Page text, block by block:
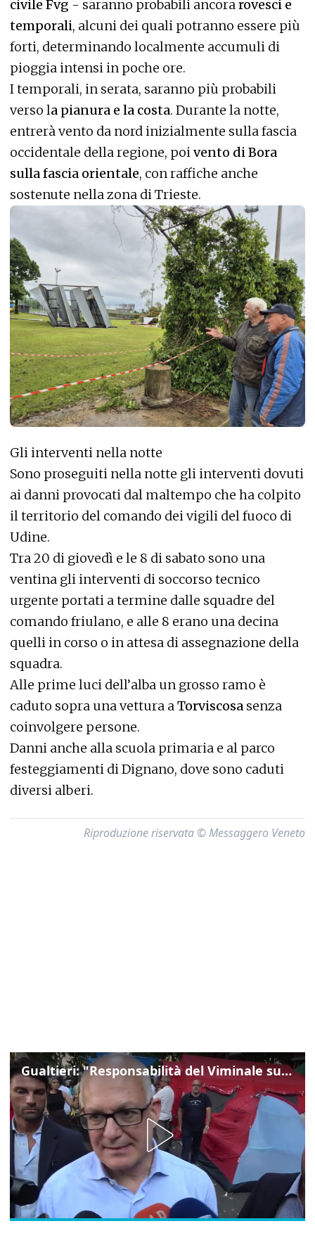
civile Fvg - saranno probabili ancorarovesci e
temporali, alcuni dei quali potranno essere più
forti, determinando localmente accumuli di
pioggia intensi in poche ore.
I temporali, in serata, saranno più probabili
verso la pianura e la costa. Durante la notte,
entrerà vento da nord inizialmente sulla fascia
occidentale della regione, poivento di Bora
sulla fascia orientale, con raffiche anche
sostenute nella zona di Trieste.
Gli interventi nella notte
Sono proseguiti nella notte gli interventi dovuti
ai danni provocati dal maltempo che ha colpito
il territorio del comando dei vigili del fuoco di
Udine.
Tra 20 di giovedì e le 8 di sabato sono una
ventina gli interventi di soccorso tecnico
urgente portati a termine dalle squadre del
comando friulano, e alle 8 erano una decina
quelli in corso o in attesa di assegnazione della
squadra.
Alle prime luci dell’alba un grosso ramo è
caduto sopra una vettura aTorviscosa senza
coinvolgere persone.
Danni anche alla scuola primaria e al parco
festeggiamenti di Dignano, dove sono caduti
diversi alberi.
Riproduzione riservata © Messaggero Veneto
Gualtieri: "Responsabilità del Viminale su Spin Time? La posizione dei partiti è nota"